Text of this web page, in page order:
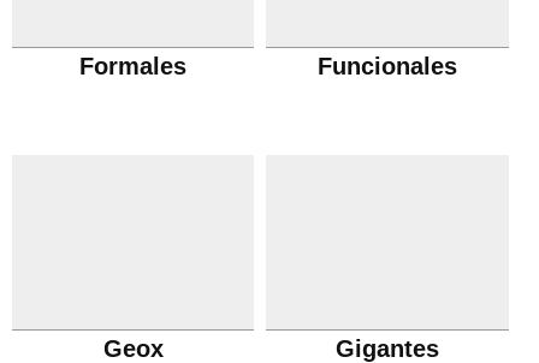
Formales Funcionales
Geox Gigantes